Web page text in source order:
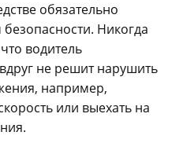
обязательно
Никогда
водитель
не решит нарушить
например,
или выехать на